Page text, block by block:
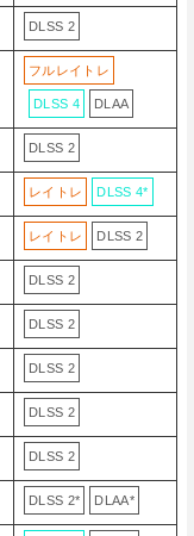
DLSS 2
フルレイトレ
DLSS 4 DLAA
DLSS 2
レイトレ DLSS 4*
レイトレ DLSS 2
DLSS 2
DLSS 2
DLSS 2
DLSS 2
DLSS 2
DLSS 2* DLAA*